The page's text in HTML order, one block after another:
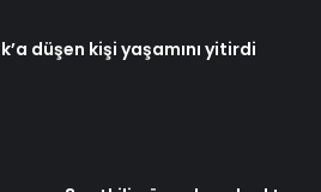
düşen kişi yaşamını yitirdi